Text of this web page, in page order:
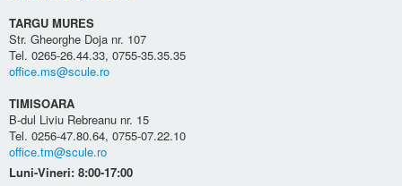
TARGU MURES
Str. Gheorghe Doja nr. 107
Tel. 0265-26.44.33, 0755-35.35.35
office.ms@scule.ro
TIMISOARA
B-dul Liviu Rebreanu nr. 15
Tel. 0256-47.80.64, 0755-07.22.10
office.tm@scule.ro
Luni-Vineri: 8:00-17:00